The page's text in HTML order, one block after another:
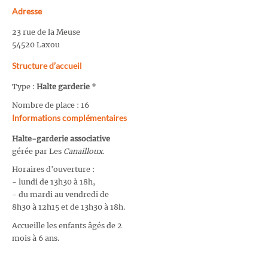
Adresse
23 rue de la Meuse
54520 Laxou
Structure d’accueil
Type : Halte garderie *
Nombre de place : 16
Informations complémentaires
Halte-garderie associative
gérée par Les Canailloux.
Horaires d'ouverture :
- lundi de 13h30 à 18h,
- du mardi au vendredi de
8h30 à 12h15 et de 13h30 à 18h.
Accueille les enfants âgés de 2
mois à 6 ans.